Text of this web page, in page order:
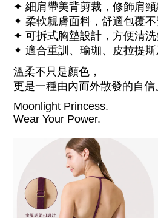
✦ 細肩帶美背剪裁，修飾肩頸
✦ 柔軟親膚面料，舒適包覆不
✦ 可拆式胸墊設計，方便清洗
✦ 適合重訓、瑜珈、皮拉提
溫柔不只是顏色，
更是一種由內而外散發的自信
Moonlight Princess.
Wear Your Power.